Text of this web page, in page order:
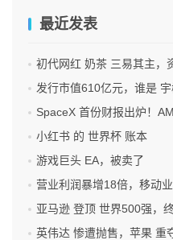
最近发表
初代网红 奶茶 三易其主，
发行市值610亿元，谁是 宇
SpaceX 首份财报出炉！
小红书 的 世界杯 账本
游戏巨头 EA，被卖了
营业利润暴增18倍，移动业务却
亚马逊 登顶 世界500强，
英伟达 惨遭抛售，苹果 重夺